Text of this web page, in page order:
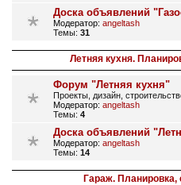
Доска объявлений
Модератор: angeltash
Темы: 31
Летняя кухня.
Форум "Летняя кухня"
Проекты, дизайн,
Модератор: angeltash
Темы: 4
Доска объявлений
Модератор: angeltash
Темы: 14
Гараж. Планировка,